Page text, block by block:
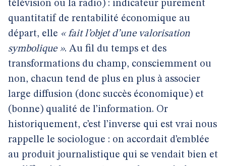
télévision ou la radio) : indicateur purement
quantitatif de rentabilité économique au
départ, elle « fait l’objet d’une valorisation
symbolique ». Au fil du temps et des
transformations du champ, consciemment ou
non, chacun tend de plus en plus à associer
large diffusion (donc succès économique) et
(bonne) qualité de l’information. Or
historiquement, c’est l’inverse qui est vrai nous
rappelle le sociologue : on accordait d’emblée
au produit journalistique qui se vendait bien et